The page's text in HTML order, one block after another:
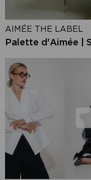
AIMÉE THE LABEL
Palette d'Aimée |